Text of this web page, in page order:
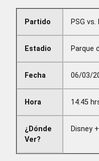
Partido
Estadio
Fecha
Hora
¿Dónde
Ver?
PSG
Parque
06/03/
14:45
Disney +